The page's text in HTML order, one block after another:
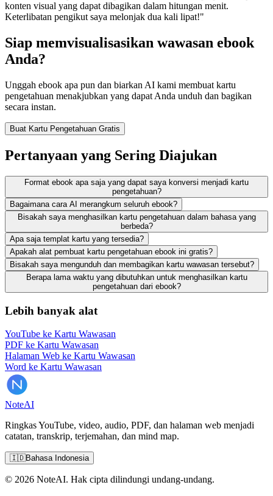
konten visual yang dapat dibagikan dalam hitungan menit.
Keterlibatan pengikut saya melonjak dua kali lipat!"
Siap memvisualisasikan wawasan ebook
Anda?
Unggah ebook apa pun dan biarkan AI kami membuat kartu
pengetahuan menakjubkan yang dapat Anda unduh dan bagikan
secara instan.
Buat Kartu Pengetahuan Gratis
Pertanyaan yang Sering Diajukan
Format ebook apa saja yang dapat saya konversi menjadi kartu
pengetahuan?
Bagaimana cara AI merangkum seluruh ebook?
Bisakah saya menghasilkan kartu pengetahuan dalam bahasa yang
berbeda?
Apa saja templat kartu yang tersedia?
Apakah alat pembuat kartu pengetahuan ebook ini gratis?
Bisakah saya mengunduh dan membagikan kartu wawasan tersebut?
Berapa lama waktu yang dibutuhkan untuk menghasilkan kartu
pengetahuan dari ebook?
Lebih banyak alat
YouTube ke Kartu Wawasan
PDF ke Kartu Wawasan
Halaman Web ke Kartu Wawasan
Word ke Kartu Wawasan
NoteAI
Ringkas YouTube, video, audio, PDF, dan halaman web menjadi
catatan, transkrip, terjemahan, dan mind map.
🇮🇩Bahasa Indonesia
© 2026 NoteAI. Hak cipta dilindungi undang-undang.